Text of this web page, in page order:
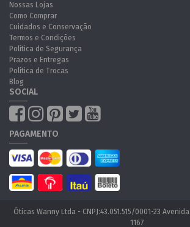
Nossas Lojas
Como Comprar
Cuidados e Conservação
Termos e Condições
Política de Segurança
Prazos e Entregas
Política de Trocas
Blog
SOCIAL
PAGAMENTO
Óticas Wanny Ltda - CNPJ:43.051.515/0001-23
1167